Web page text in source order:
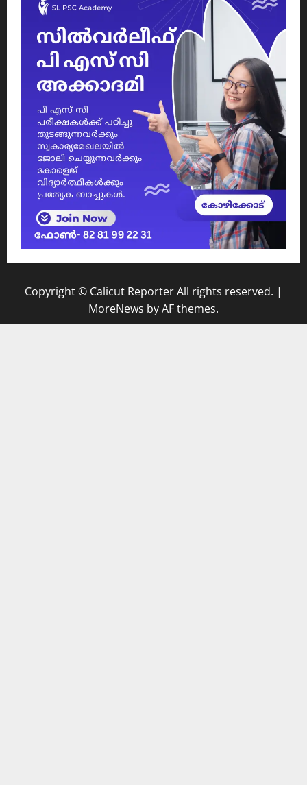
Copyright © Calicut Reporter All rights reserved. |
MoreNews by AF themes.